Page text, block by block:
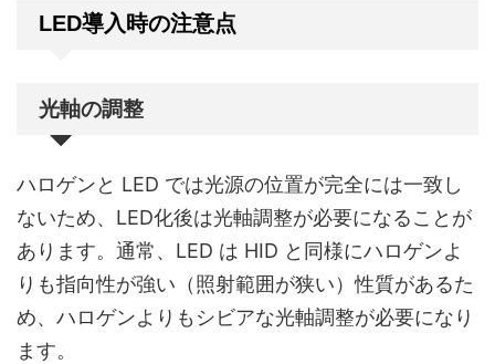
LED導入時の注意点
光軸の調整
ハロゲンと LED では光源の位置が完全には一致し
ないため、LED化後は光軸調整が必要になることが
あります。通常、LED は HID と同様にハロゲンよ
りも指向性が強い（照射範囲が狭い）性質があるた
め、ハロゲンよりもシビアな光軸調整が必要になり
ます。